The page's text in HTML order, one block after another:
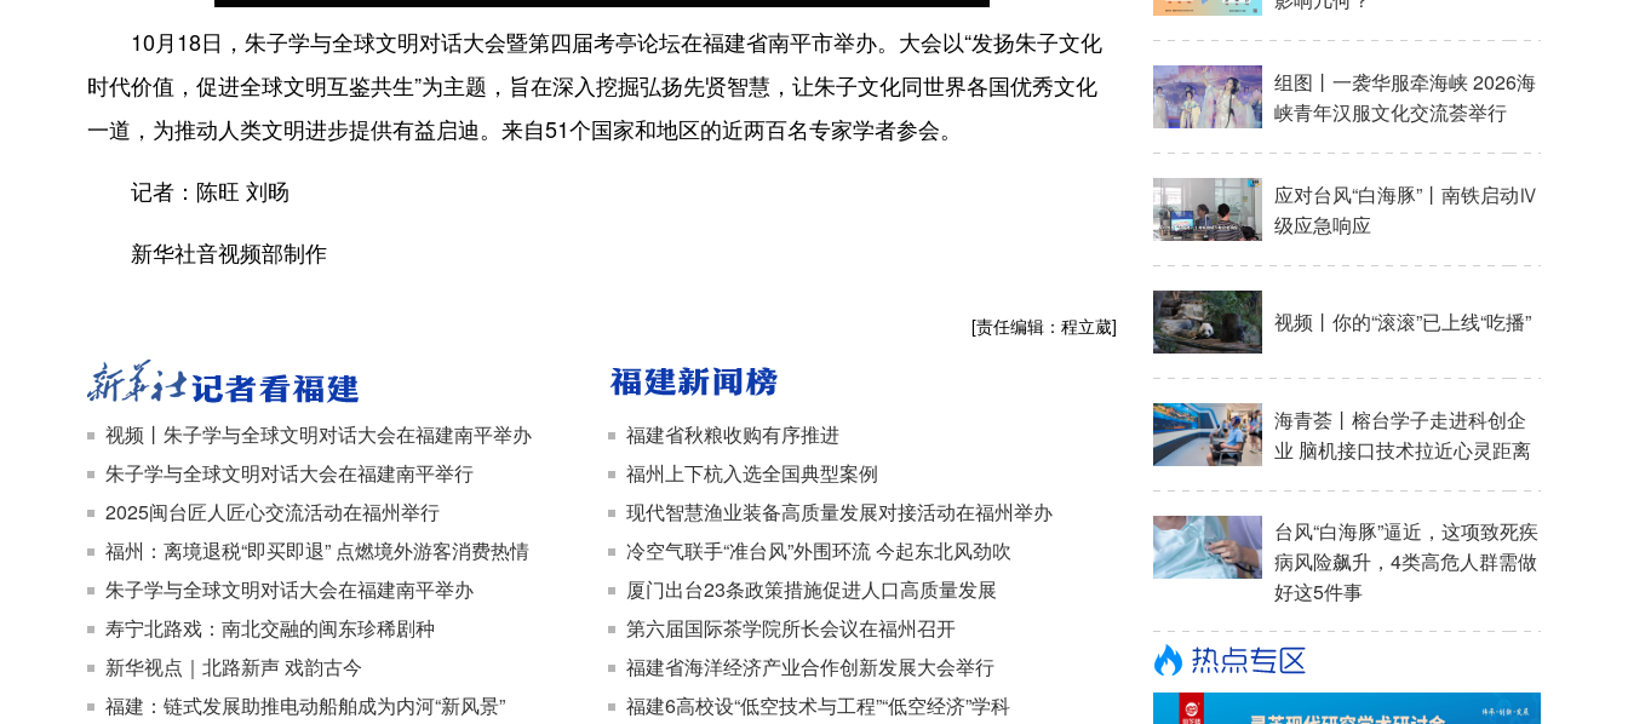
10月18日，朱子学与全球文明对话大会暨第四届考亭论坛在福建省南平市举办。大会以“发扬朱子文化
时代价值，促进全球文明互鉴共生”为主题，旨在深入挖掘弘扬先贤智慧，让朱子文化同世界各国优秀文化
一道，为推动人类文明进步提供有益启迪。来自51个国家和地区的近两百名专家学者参会。
记者：陈旺 刘旸
新华社音视频部制作
[责任编辑：程立葳]
视频丨朱子学与全球文明对话大会在福建南平举办
朱子学与全球文明对话大会在福建南平举行
2025闽台匠人匠心交流活动在福州举行
福州：离境退税“即买即退” 点燃境外游客消费热情
朱子学与全球文明对话大会在福建南平举办
寿宁北路戏：南北交融的闽东珍稀剧种
新华视点｜北路新声 戏韵古今
福建：链式发展助推电动船舶成为内河“新风景”
福建省秋粮收购有序推进
福州上下杭入选全国典型案例
现代智慧渔业装备高质量发展对接活动在福州举办
冷空气联手“准台风”外围环流 今起东北风劲吹
厦门出台23条政策措施促进人口高质量发展
第六届国际茶学院所长会议在福州召开
福建省海洋经济产业合作创新发展大会举行
福建6高校设“低空技术与工程”“低空经济”学科